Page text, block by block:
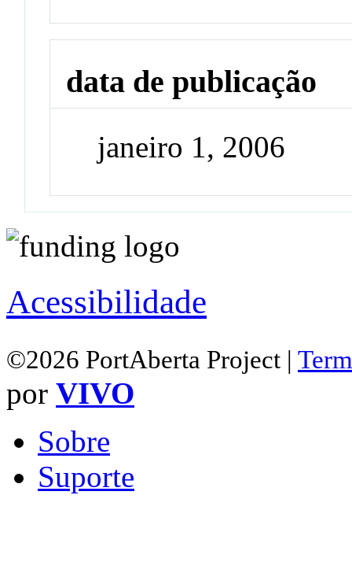
data de publicação
janeiro 1, 2006
Acessibilidade
©2026 PortAberta Project |
por VIVO
Sobre
Suporte